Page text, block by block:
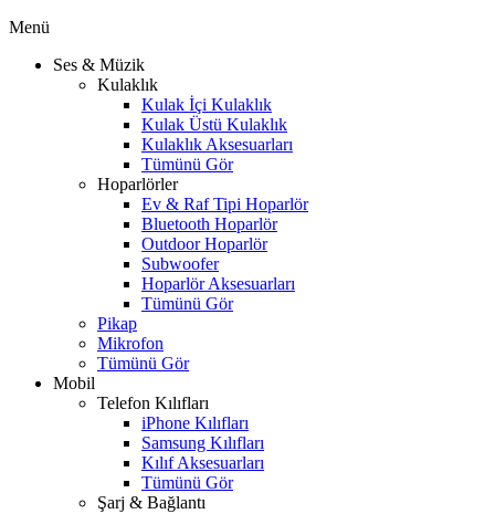
Menü
Ses & Müzik
Kulaklık
Kulak İçi Kulaklık
Kulak Üstü Kulaklık
Kulaklık Aksesuarları
Tümünü Gör
Hoparlörler
Ev & Raf Tipi Hoparlör
Bluetooth Hoparlör
Outdoor Hoparlör
Subwoofer
Hoparlör Aksesuarları
Tümünü Gör
Pikap
Mikrofon
Tümünü Gör
Mobil
Telefon Kılıfları
iPhone Kılıfları
Samsung Kılıfları
Kılıf Aksesuarları
Tümünü Gör
Şarj & Bağlantı